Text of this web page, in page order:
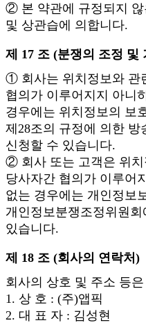
② 본 약관에 규정되지 않
및 상관습에 의합니다.
제 17 조 (분쟁의 조정 및
① 회사는 위치정보와 관
협의가 이루어지지 아니
경우에는 위치정보의 보
제28조의 규정에 의한
신청할 수 있습니다.
② 회사 또는 고객은 위치
당사자간 협의가 이루어
없는 경우에는 개인정보
개인정보분쟁조정위원
있습니다.
제 18 조 (회사의 연락처)
회사의 상호 및 주소 등
1. 상 호 : (주)앱픽
2. 대 표 자 : 김성현